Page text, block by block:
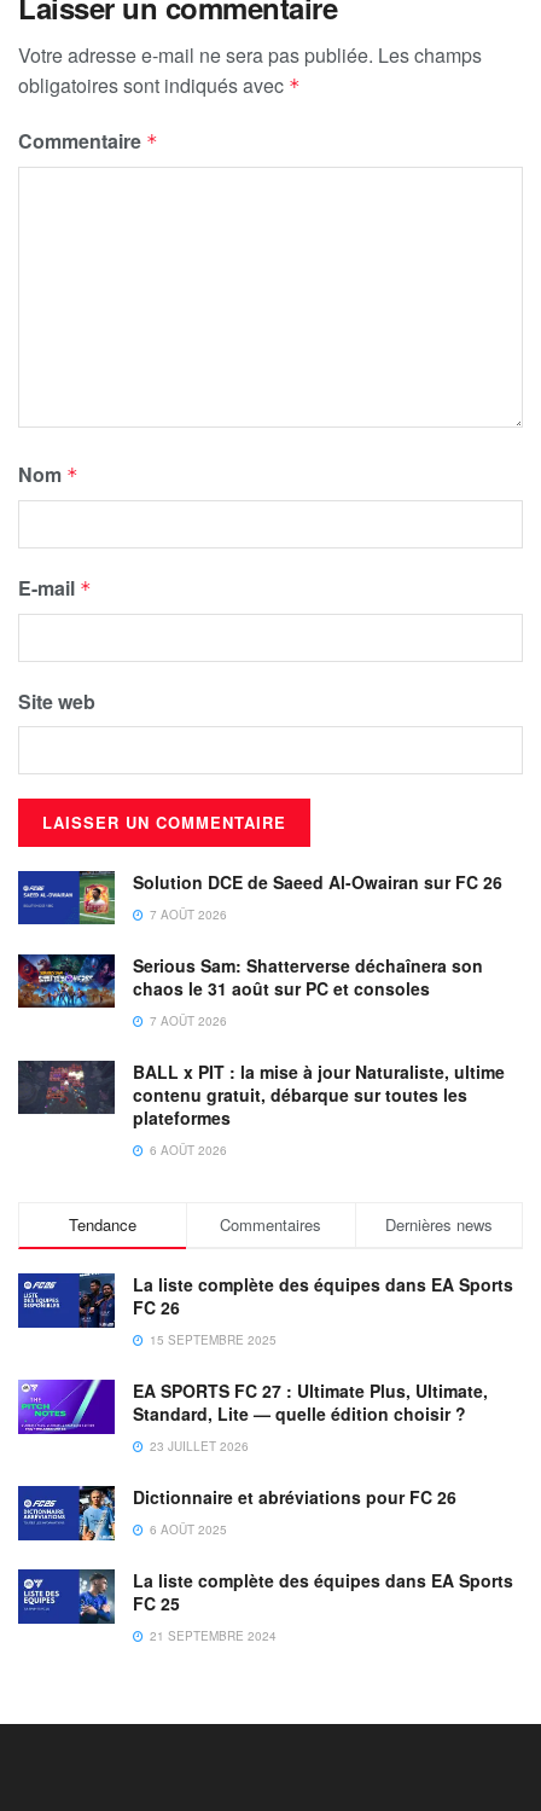
Votre adresse e-mail ne sera pas publiée. Les champs
obligatoires sont indiqués avec *
Commentaire *
Nom *
E-mail *
Site web
Solution DCE de Saeed Al-Owairan sur FC 26
7 AOÛT 2026
Serious Sam: Shatterverse déchaînera son
chaos le 31 août sur PC et consoles
7 AOÛT 2026
BALL x PIT : la mise à jour Naturaliste, ultime
contenu gratuit, débarque sur toutes les
plateformes
6 AOÛT 2026
Tendance Commentaires Dernières news
La liste complète des équipes dans EA Sports
FC 26
15 SEPTEMBRE 2025
EA SPORTS FC 27 : Ultimate Plus, Ultimate,
Standard, Lite — quelle édition choisir ?
23 JUILLET 2026
Dictionnaire et abréviations pour FC 26
6 AOÛT 2025
La liste complète des équipes dans EA Sports
FC 25
21 SEPTEMBRE 2024